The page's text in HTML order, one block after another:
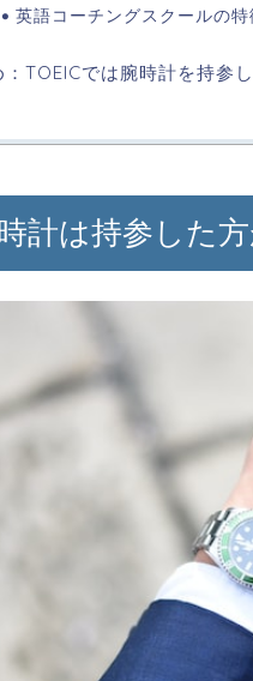
英語コーチングスクールの特
：TOEICでは腕時計を持参
計は持参した方